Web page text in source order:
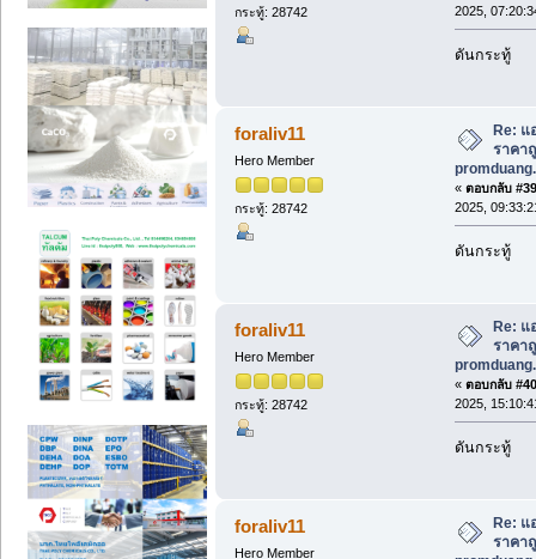
กระทู้: 28742
2025,
ดันกระทู้
foraliv11
Hero Member
กระทู้: 28742
Re: แ
ราคา
« ตอบกลับ
2025,
ดันกระทู้
foraliv11
Hero Member
กระทู้: 28742
Re:
ราคา
« ตอบกลับ
2025,
ดันกระทู้
foraliv11
Hero Member
Re:
ราคา